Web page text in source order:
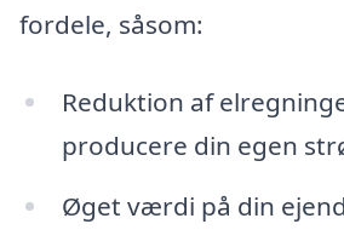
fordele, såsom:
Reduktion af
producere din egen
Øget værdi på din